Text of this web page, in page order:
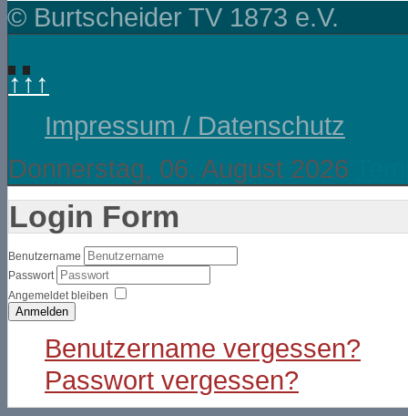
© Burtscheider TV 1873 e.V.
↑↑↑
Impressum / Datenschutz
Donnerstag, 06. August 2026
Login Form
Benutzername
Passwort
Angemeldet bleiben
Anmelden
Benutzername vergessen?
Passwort vergessen?